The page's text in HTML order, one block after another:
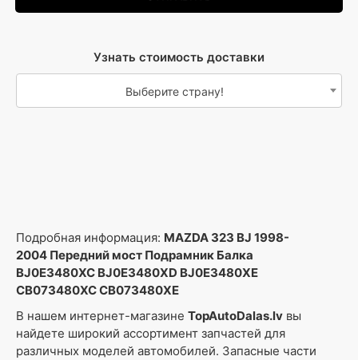
Узнать стоимость доставки
Выберите страну!
Подробная информация: MAZDA 323 BJ 1998-
2004 Передний мост Подрамник Балка
BJ0E3480XC BJ0E3480XD BJ0E3480XE
CB073480XC CB073480XE
В нашем интернет-магазине TopAutoDalas.lv вы
найдете широкий ассортимент запчастей для
различных моделей автомобилей. Запасные части